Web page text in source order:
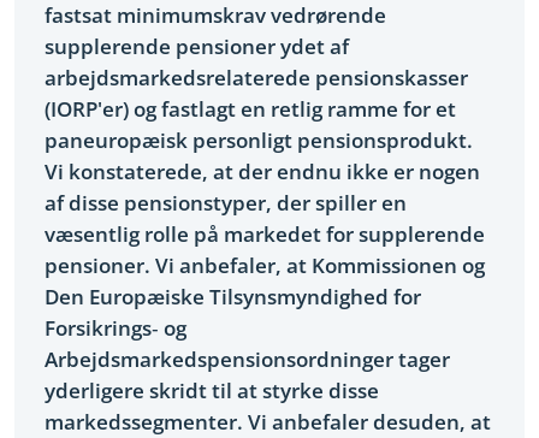
fastsat minimumskrav vedrørende
supplerende pensioner ydet af
arbejdsmarkedsrelaterede pensionskasser
(IORP'er) og fastlagt en retlig ramme for et
paneuropæisk personligt pensionsprodukt.
Vi konstaterede, at der endnu ikke er nogen
af disse pensionstyper, der spiller en
væsentlig rolle på markedet for supplerende
pensioner. Vi anbefaler, at Kommissionen og
Den Europæiske Tilsynsmyndighed for
Forsikrings‑ og
Arbejdsmarkedspensionsordninger tager
yderligere skridt til at styrke disse
markedssegmenter. Vi anbefaler desuden, at